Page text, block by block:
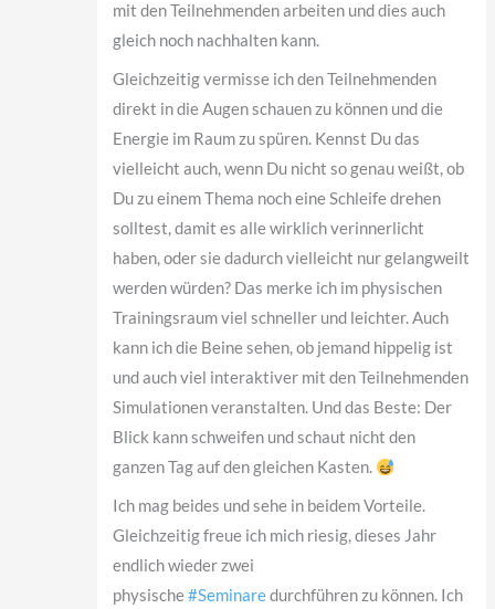
mit den Teilnehmenden arbeiten und dies auch
gleich noch nachhalten kann.
Gleichzeitig vermisse ich den Teilnehmenden
direkt in die Augen schauen zu können und die
Energie im Raum zu spüren. Kennst Du das
vielleicht auch, wenn Du nicht so genau weißt, ob
Du zu einem Thema noch eine Schleife drehen
solltest, damit es alle wirklich verinnerlicht
haben, oder sie dadurch vielleicht nur gelangweilt
werden würden? Das merke ich im physischen
Trainingsraum viel schneller und leichter. Auch
kann ich die Beine sehen, ob jemand hippelig ist
und auch viel interaktiver mit den Teilnehmenden
Simulationen veranstalten. Und das Beste: Der
Blick kann schweifen und schaut nicht den
ganzen Tag auf den gleichen Kasten.
Ich mag beides und sehe in beidem Vorteile.
Gleichzeitig freue ich mich riesig, dieses Jahr
endlich wieder zwei
physische#Seminaredurchführen zu können. Ich